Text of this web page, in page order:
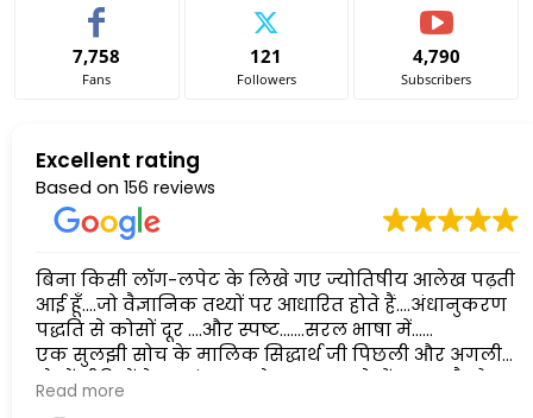
7,758
Fans
121
Followers
4,790
Subscribers
Excellent rating
Based on 156 reviews
बिना किसी लॉग-लपेट के लिखे गए ज्योतिषीय आलेख पढ़ती
आई हूँ....जो वैज्ञानिक तथ्यों पर आधारित होते हैं....अंधानुकरण
पद्धति से कोसों दूर ....और स्पष्ट.......सरल भाषा में......
एक सुलझी सोच के मालिक सिद्धार्थ जी पिछली और अगली
दोनों पीढ़ियों के सामंजस्य को बनाए रखने में सफल है,और
इसलिए मैं इनकी कायल हूँ.......
Read more